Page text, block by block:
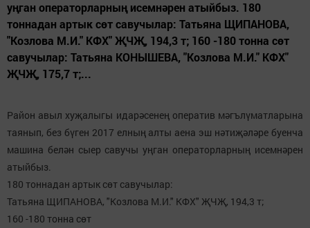
уңган операторларның исемнәрен атыйбыз. 180
тоннадан артык сөт савучылар: Татьяна ЩИПАНОВА,
"Козлова М.И." КФХ" ҖЧҖ, 194,3 т; 160 -180 тонна сөт
савучылар: Татьяна КОНЫШЕВА, "Козлова М.И." КФХ"
ҖЧҖ, 175,7 т;...
Район авыл хуҗалыгы идарәсенең оператив мәгълүматларына
таянып, без бүген 2017 елның алты аена эш нәтиҗәләре буенча
машина белән сыер савучы уңган операторларның исемнәрен
атыйбыз.
180 тоннадан артык сөт савучылар:
Татьяна ЩИПАНОВА, "Козлова М.И." КФХ" ҖЧҖ, 194,3 т;
160 -180 тонна сөт